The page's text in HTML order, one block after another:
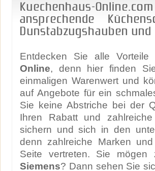
Kuechenhaus-
ansprechende
Dunstabzugshauben
Entdecken Sie alle
Online, denn hier finden
einmaligen Warenwert und
auf Angebote für ein
Sie keine Abstriche bei der
Ihren Rabatt und
sichern und sich in den
denn zahlreiche Marken
Seite vertreten. Sie mögen
Siemens? Dann sehen Sie